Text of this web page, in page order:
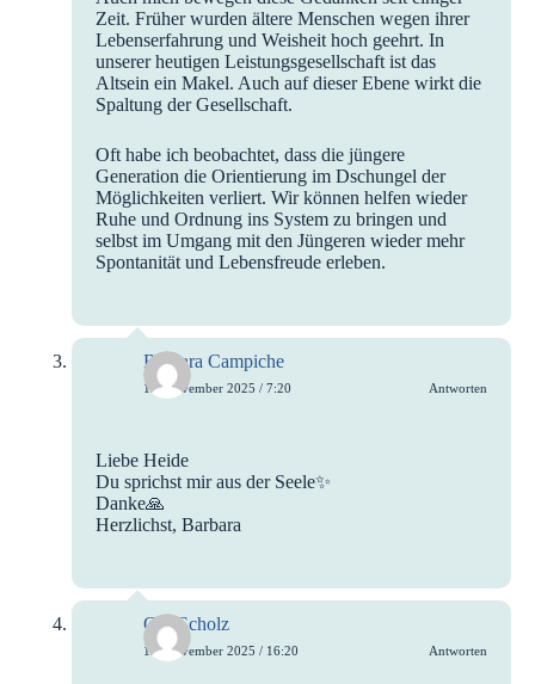
Zeit. Früher wurden ältere Menschen wegen ihrer
Lebenserfahrung und Weisheit hoch geehrt. In
unserer heutigen Leistungsgesellschaft ist das
Altsein ein Makel. Auch auf dieser Ebene wirkt die
Spaltung der Gesellschaft.
Oft habe ich beobachtet, dass die jüngere
Generation die Orientierung im Dschungel der
Möglichkeiten verliert. Wir können helfen wieder
Ruhe und Ordnung ins System zu bringen und
selbst im Umgang mit den Jüngeren wieder mehr
Spontanität und Lebensfreude erleben.
Barbara Campiche
13. November 2025 / 7:20 Antworten
Liebe Heide
Du sprichst mir aus der Seele✨
Danke🙏
Herzlichst, Barbara
Grit Scholz
13. November 2025 / 16:20 Antworten